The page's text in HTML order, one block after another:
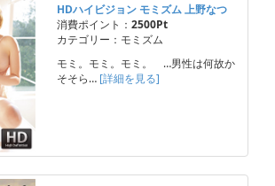
HDハイビジョン モミズム 上野なつ
消費ポイント： 2500Pt
カテゴリー：モミズム
モミ。モミ。モミ。 …男性は何故か
そそら… [詳細を見る]